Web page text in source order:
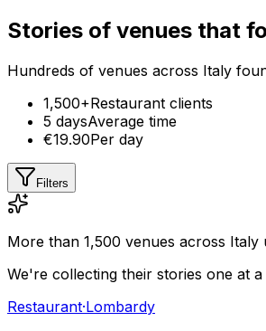
Stories of venues that
Hundreds of venues across Italy
1,500+Restaurant clients
5 daysAverage time
€19.90Per day
Filters
More than 1,500 venues across Italy
We're collecting their stories one at
Restaurant·Lombardy